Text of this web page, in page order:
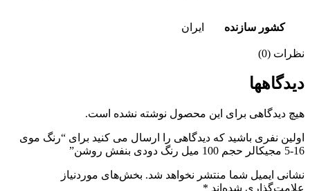
کشور سازنده ایران
(0)
دیدگاهی برای این محصول نوشته نشده است.
نفری باشید که دیدگاهی را ارسال می کنید برای “رنگ موی
ایمیل شما منتشر نخواهد شد. بخش‌های موردنیاز
شده‌اند*